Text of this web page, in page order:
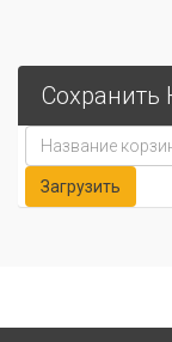
Сохранить